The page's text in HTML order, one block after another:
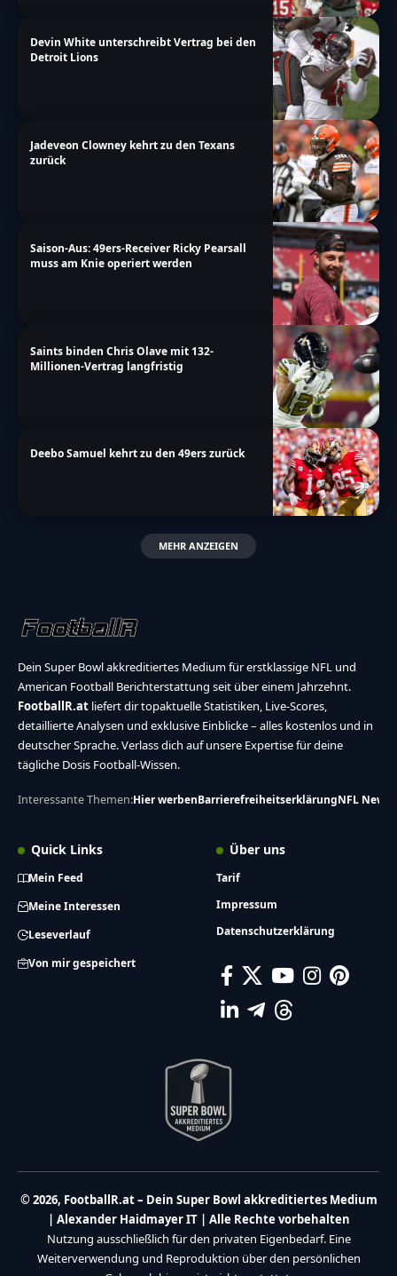
Devin White unterschreibt Vertrag bei den
Detroit Lions
Jadeveon Clowney kehrt zu den Texans
zurück
Saison-Aus: 49ers-Receiver Ricky Pearsall
muss am Knie operiert werden
Saints binden Chris Olave mit 132-
Millionen-Vertrag langfristig
Deebo Samuel kehrt zu den 49ers zurück
MEHR ANZEIGEN
Dein Super Bowl akkreditiertes Medium für erstklassige NFL und
American Football Berichterstattung seit über einem Jahrzehnt.
FootballR.at liefert dir topaktuelle Statistiken, Live-Scores,
detaillierte Analysen und exklusive Einblicke – alles kostenlos und in
deutscher Sprache. Verlass dich auf unsere Expertise für deine
tägliche Dosis Football-Wissen.
Interessante Themen:Hier werbenBarrierefreiheitserklärungNFL News
Quick Links
Mein Feed
Meine Interessen
Leseverlauf
Von mir gespeichert
Über uns
Tarif
Impressum
Datenschutzerklärung
© 2026, FootballR.at – Dein Super Bowl akkreditiertes Medium
| Alexander Haidmayer IT | Alle Rechte vorbehalten
Nutzung ausschließlich für den privaten Eigenbedarf. Eine
Weiterverwendung und Reproduktion über den persönlichen